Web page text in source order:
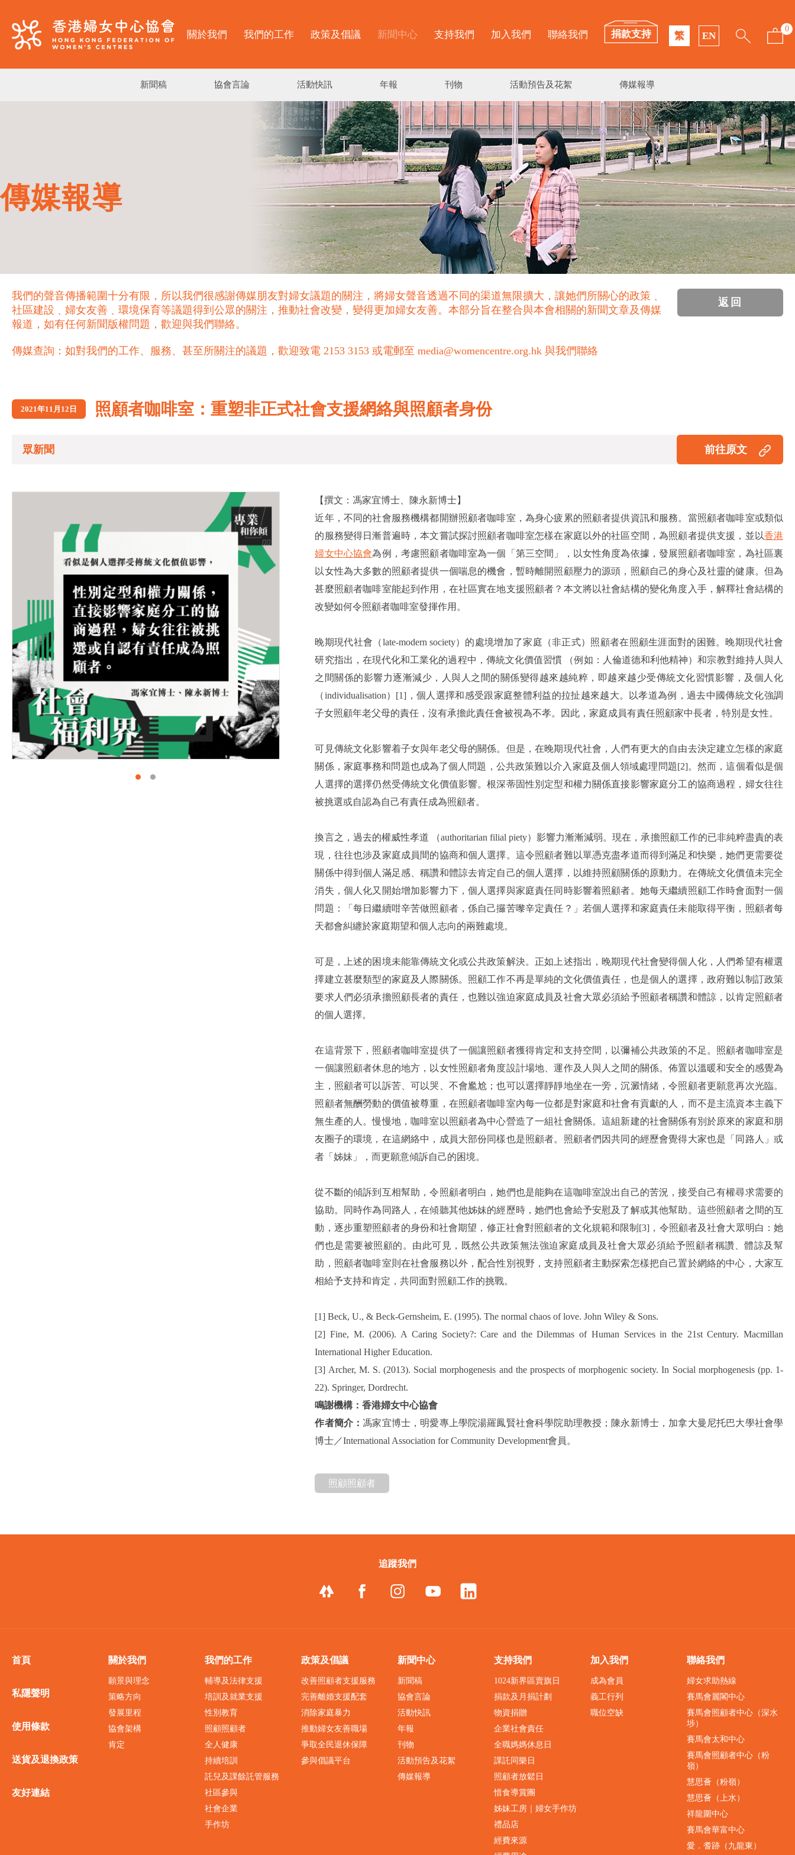
關於我們 我們的工作 政策及倡議 新聞中心 支持我們 加入我們 聯絡我們 捐款支持 繁 EN
0
新聞稿 協會言論 活動快訊 年報 刊物 活動預告及花絮 傳媒報導
傳媒報導
我們的聲音傳播範圍十分有限，所以我們很感謝傳媒朋友對婦女議題的關注，將婦女聲音透過不同的渠道無限擴大，讓她們所關心的政策﹑
社區建設﹑婦女友善﹑環境保育等議題得到公眾的關注，推動社會改變，變得更加婦女友善。本部分旨在整合與本會相關的新聞文章及傳媒
報道，如有任何新聞版權問題，歡迎與我們聯絡。
傳媒查詢：如對我們的工作、服務、甚至所關注的議題，歡迎致電 2153 3153 或電郵至 media@womencentre.org.hk 與我們聯絡
返回
2021年11月12日 照顧者咖啡室：重塑非正式社會支援網絡與照顧者身份
眾新聞 前往原文
【撰文：馮家宜博士、陳永新博士】
近年，不同的社會服務機構都開辦照顧者咖啡室，為身心疲累的照顧者提供資訊和服務。當照顧者咖啡室或類似
的服務變得日漸普遍時，本文嘗試探討照顧者咖啡室怎樣在家庭以外的社區空間，為照顧者提供支援，並以香港
婦女中心協會為例，考慮照顧者咖啡室為一個「第三空間」，以女性角度為依據，發展照顧者咖啡室，為社區裏
以女性為大多數的照顧者提供一個喘息的機會，暫時離開照顧壓力的源頭，照顧自己的身心及社靈的健康。但為
甚麼照顧者咖啡室能起到作用，在社區實在地支援照顧者？本文將以社會結構的變化角度入手，解釋社會結構的
改變如何令照顧者咖啡室發揮作用。
晚期現代社會（late-modern society）的處境增加了家庭（非正式）照顧者在照顧生涯面對的困難。晚期現代社會
研究指出，在現代化和工業化的過程中，傳統文化價值習慣 （例如：人倫道德和利他精神）和宗教對維持人與人
之間關係的影響力逐漸減少，人與人之間的關係變得越來越純粹，即越來越少受傳統文化習慣影響，及個人化
（individualisation）[1]，個人選擇和感受跟家庭整體利益的拉扯越來越大。以孝道為例，過去中國傳統文化強調
子女照顧年老父母的責任，沒有承擔此責任會被視為不孝。因此，家庭成員有責任照顧家中長者，特別是女性。
可見傳統文化影響着子女與年老父母的關係。但是，在晚期現代社會，人們有更大的自由去決定建立怎樣的家庭
關係，家庭事務和問題也成為了個人問題，公共政策難以介入家庭及個人領域處理問題[2]。然而，這個看似是個
人選擇的選擇仍然受傳統文化價值影響。根深蒂固性別定型和權力關係直接影響家庭分工的協商過程，婦女往往
被挑選或自認為自己有責任成為照顧者。
換言之，過去的權威性孝道 （authoritarian filial piety）影響力漸漸減弱。現在，承擔照顧工作的已非純粹盡責的表
現，往往也涉及家庭成員間的協商和個人選擇。這令照顧者難以單憑克盡孝道而得到滿足和快樂，她們更需要從
關係中得到個人滿足感、稱讚和體諒去肯定自己的個人選擇，以維持照顧關係的原動力。在傳統文化價值未完全
消失，個人化又開始增加影響力下，個人選擇與家庭責任同時影響着照顧者。她每天繼續照顧工作時會面對一個
問題：「每日繼續咁辛苦做照顧者，係自己攞苦嚟辛定責任？」若個人選擇和家庭責任未能取得平衡，照顧者每
天都會糾纏於家庭期望和個人志向的兩難處境。
可是，上述的困境未能靠傳統文化或公共政策解決。正如上述指出，晚期現代社會變得個人化，人們希望有權選
擇建立甚麼類型的家庭及人際關係。照顧工作不再是單純的文化價值責任，也是個人的選擇，政府難以制訂政策
要求人們必須承擔照顧長者的責任，也難以強迫家庭成員及社會大眾必須給予照顧者稱讚和體諒，以肯定照顧者
的個人選擇。
在這背景下，照顧者咖啡室提供了一個讓照顧者獲得肯定和支持空間，以彌補公共政策的不足。照顧者咖啡室是
一個讓照顧者休息的地方，以女性照顧者角度設計場地、運作及人與人之間的關係。佈置以溫暖和安全的感覺為
主，照顧者可以訴苦、可以哭、不會尷尬；也可以選擇靜靜地坐在一旁，沉澱情緒，令照顧者更願意再次光臨。
照顧者無酬勞動的價值被尊重，在照顧者咖啡室內每一位都是對家庭和社會有貢獻的人，而不是主流資本主義下
無生產的人。慢慢地，咖啡室以照顧者為中心營造了一組社會關係。這組新建的社會關係有別於原來的家庭和朋
友圈子的環境，在這網絡中，成員大部份同樣也是照顧者。照顧者們因共同的經歷會覺得大家也是「同路人」或
者「姊妹」，而更願意傾訴自己的困境。
從不斷的傾訴到互相幫助，令照顧者明白，她們也是能夠在這咖啡室說出自己的苦況，接受自己有權尋求需要的
協助。同時作為同路人，在傾聽其他姊妹的經歷時，她們也會給予安慰及了解或其他幫助。這些照顧者之間的互
動，逐步重塑照顧者的身份和社會期望，修正社會對照顧者的文化規範和限制[3]，令照顧者及社會大眾明白：她
們也是需要被照顧的。由此可見，既然公共政策無法強迫家庭成員及社會大眾必須給予照顧者稱讚、體諒及幫
助，照顧者咖啡室則在社會服務以外，配合性別視野，支持照顧者主動探索怎樣把自己置於網絡的中心，大家互
相給予支持和肯定，共同面對照顧工作的挑戰。
[1] Beck, U., & Beck-Gernsheim, E. (1995). The normal chaos of love. John Wiley & Sons.
[2] Fine, M. (2006). A Caring Society?: Care and the Dilemmas of Human Services in the 21st Century. Macmillan
International Higher Education.
[3] Archer, M. S. (2013). Social morphogenesis and the prospects of morphogenic society. In Social morphogenesis (pp. 1-
22). Springer, Dordrecht.
鳴謝機構：香港婦女中心協會
作者簡介： 馮家宜博士，明愛專上學院湯羅鳳賢社會科學院助理教授；陳永新博士，加拿大曼尼托巴大學社會學
博士／International Association for Community Development會員。
照顧照顧者
追蹤我們
首頁
私隱聲明
使用條款
送貨及退換政策
友好連結
關於我們
願景與理念
策略方向
發展里程
協會架構
肯定
我們的工作
輔導及法律支援
培訓及就業支援
性別教育
照顧照顧者
全人健康
持續培訓
託兒及課餘託管服務
社區參與
社會企業
手作坊
政策及倡議
改善照顧者支援服務
完善離婚支援配套
消除家庭暴力
推動婦女友善職場
爭取全民退休保障
參與倡議平台
新聞中心
新聞稿
協會言論
活動快訊
年報
刊物
活動預告及花絮
傳媒報導
支持我們
1024新界區賣旗日
捐款及月捐計劃
物資捐贈
企業社會責任
全職媽媽休息日
課託同樂日
照顧者放鬆日
惜食導賞團
姊妹工房｜婦女手作坊
禮品店
經費來源
加入我們
成為會員
義工行列
職位空缺
聯絡我們
婦女求助熱線
賽馬會麗閣中心
賽馬會照顧者中心（深水
埗）
賽馬會太和中心
賽馬會照顧者中心（粉
嶺）
慧思薈（粉嶺）
慧思薈（上水）
祥龍圍中心
賽馬會華富中心
愛．耆跡（九龍東）